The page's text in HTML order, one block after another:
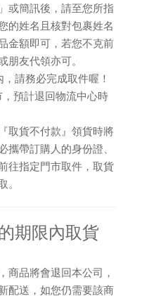
或簡訊後，請至您所指
的姓名且核對包裹姓名
金額即可，若您不克前
朋友代領亦可。
請務必完成取件喔！
預計退回物流中心時
取貨不付款』領貨時將
帶訂購人的身份證、
往指定門市取件，取貨
期限內取貨
商品將會退回本公司，
配送，如您仍需要該商